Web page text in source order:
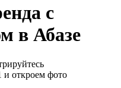
с
в Абазе
и откроем фото